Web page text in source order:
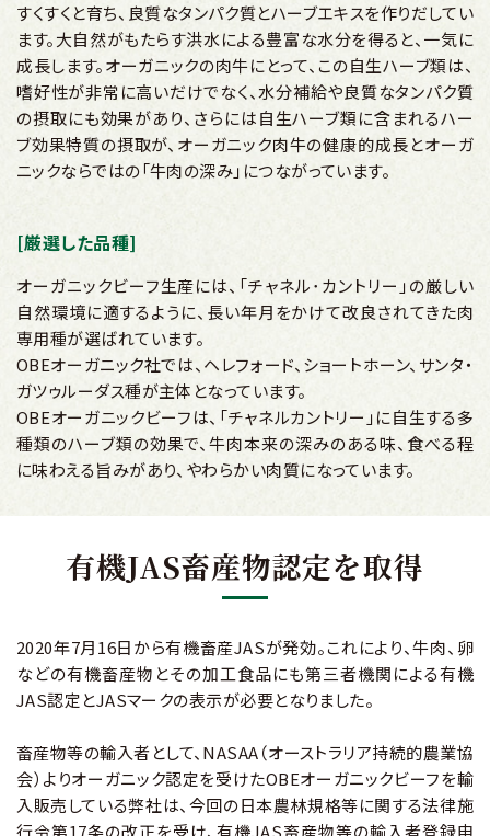
すくすくと育ち、良質なタンパク質とハーブエキスを作りだしてい
ます。大自然がもたらす洪水による豊富な水分を得ると、一気に
成長します。オーガニックの肉牛にとって、この自生ハーブ類は、
嗜好性が非常に高いだけでなく、水分補給や良質なタンパク質
の摂取にも効果があり、さらには自生ハーブ類に含まれるハー
ブ効果特質の摂取が、オーガニック肉牛の健康的成長とオーガ
ニックならではの「牛肉の深み」につながっています。
[厳選した品種]
オーガニックビーフ生産には、「チャネル･カントリー」の厳しい
自然環境に適するように、長い年月をかけて改良されてきた肉
専用種が選ばれています。
OBEオーガニック社では、ヘレフォード、ショートホーン、サンタ‧
ガツゥルーダス種が主体となっています。
OBEオーガニックビーフは、「チャネルカントリー」に自生する多
種類のハーブ類の効果で、牛肉本来の深みのある味、食べる程
に味わえる旨みがあり、やわらかい肉質になっています。
有機JAS畜産物認定を取得
2020年7月16日から有機畜産JASが発効。これにより、牛肉、卵
などの有機畜産物とその加工食品にも第三者機関による有機
JAS認定とJASマークの表示が必要となりました。
畜産物等の輸入者として、NASAA（オーストラリア持続的農業協
会）よりオーガニック認定を受けたOBEオーガニックビーフを輸
入販売している弊社は、今回の日本農林規格等に関する法律施
行令第17条の改正を受け、有機JAS畜産物等の輸入者登録申